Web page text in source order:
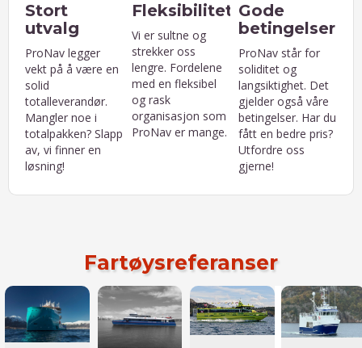
Stort
utvalg
ProNav legger
vekt på å være en
solid
totalleverandør.
Mangler noe i
totalpakken? Slapp
av, vi finner en
løsning!
Fleksibilitet
Vi er sultne og
strekker oss
lengre. Fordelene
med en fleksibel
og rask
organisasjon som
ProNav er mange.
Gode
betingelser
ProNav står for
soliditet og
langsiktighet. Det
gjelder også våre
betingelser. Har du
fått en bedre pris?
Utfordre oss
gjerne!
Fartøysreferanser